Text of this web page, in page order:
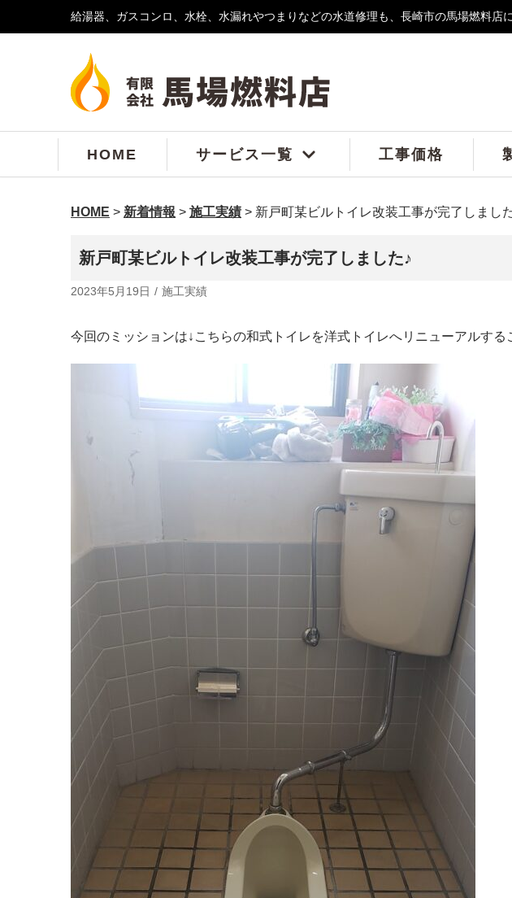
給湯器、ガスコンロ、水栓、水漏れやつまりなどの水道修理も、長崎市の馬場燃料店
HOME サービス一覧 工事価格
HOME > 新着情報 > 施工実績 > 新戸町某ビルトイレ改装工事が完了しまし
新戸町某ビルトイレ改装工事が完了しました♪
2023年5月19日 施工実績
今回のミッションは↓こちらの和式トイレを洋式トイレへリニューアルする